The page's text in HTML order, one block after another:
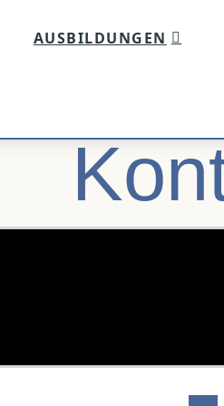
AUSBILDUNGEN